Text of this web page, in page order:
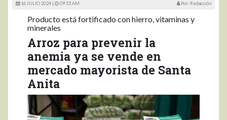
16 JULIO 2024 | 09:53 AM Por: Redacción
Producto está fortificado con hierro, vitaminas y
minerales
Arroz para prevenir la
anemia ya se vende en
mercado mayorista de Santa
Anita